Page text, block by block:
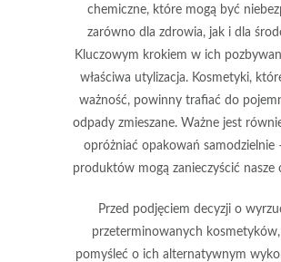
chemiczne, które mogą być
zarówno dla zdrowia, jak i dla
Kluczowym krokiem w ich
właściwa utylizacja. Kosmetyki,
ważność, powinny trafiać do
odpady zmieszane. Ważne jest
opróżniać opakowań samodzielnie
produktów mogą zanieczyścić nasze
Przed podjęciem decyzji o
przeterminowanych
pomyśleć o ich alternatywnym